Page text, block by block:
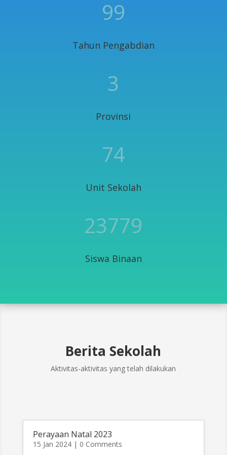
99
Tahun Pengabdian
3
Provinsi
74
Unit Sekolah
23779
Siswa Binaan
Berita Sekolah
Aktivitas-aktivitas yang telah dilakukan
Perayaan Natal 2023
15 Jan 2024| 0 Comments